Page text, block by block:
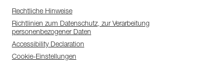
Rechtliche Hinweise
Richtlinien zum Datenschutz, zur Verarbeitung
personenbezogener Daten
Accessibility Declaration
Cookie-Einstellungen